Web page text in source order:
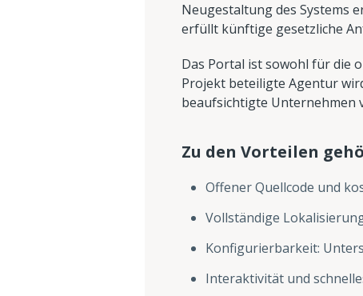
Neugestaltung des Systems
erfüllt künftige gesetzliche
Das Portal ist sowohl für die
Projekt beteiligte Agentur
beaufsichtigte Unternehmen
Zu den Vorteilen
Offener Quellcode und
Vollständige
Konfigurierbarkeit:
Interaktivität und